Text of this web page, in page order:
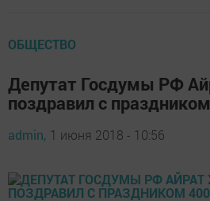
ОБЩЕСТВО
Депутат Госдумы РФ
поздравил с
admin, 1 июня 2018 - 10:56